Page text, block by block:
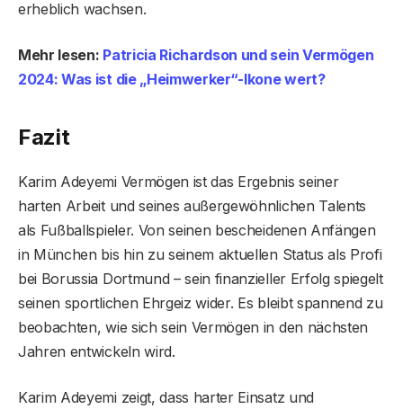
erheblich wachsen.
Mehr lesen: Patricia Richardson und sein Vermögen
2024: Was ist die „Heimwerker“-Ikone wert?
Fazit
Karim Adeyemi Vermögen ist das Ergebnis seiner
harten Arbeit und seines außergewöhnlichen Talents
als Fußballspieler. Von seinen bescheidenen Anfängen
in München bis hin zu seinem aktuellen Status als Profi
bei Borussia Dortmund – sein finanzieller Erfolg spiegelt
seinen sportlichen Ehrgeiz wider. Es bleibt spannend zu
beobachten, wie sich sein Vermögen in den nächsten
Jahren entwickeln wird.
Karim Adeyemi zeigt, dass harter Einsatz und